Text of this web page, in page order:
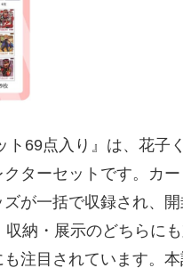
ト69点入り』は、花
ターセットです。カ
が一括で収録され、
納・展示のどちらに
注目されています。